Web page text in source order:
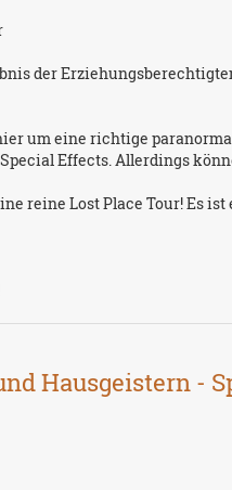
der
um eine richtige
Effects. Allerdings
reine Lost Place Tour! Es
Hausgeistern -